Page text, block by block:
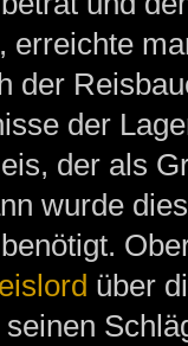
erreichte
der
der
der als
wurde
über